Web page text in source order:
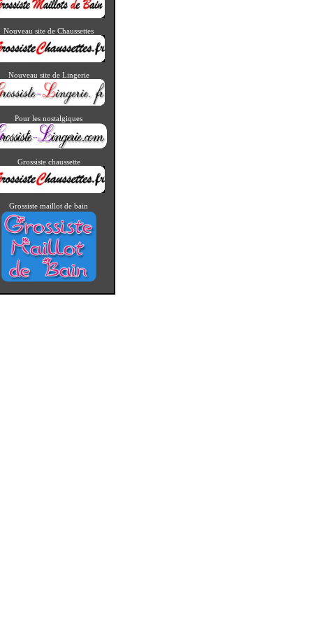
> Voir la réf. : bh458
> Voir la réf. : chh603
Nouveau site de Chaussettes
Nouveau site de Lingerie
Pour les nostalgiques
Grossiste chaussette
Grossiste maillot de bain